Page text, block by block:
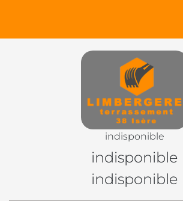
indisponible
indisponible
indisponible